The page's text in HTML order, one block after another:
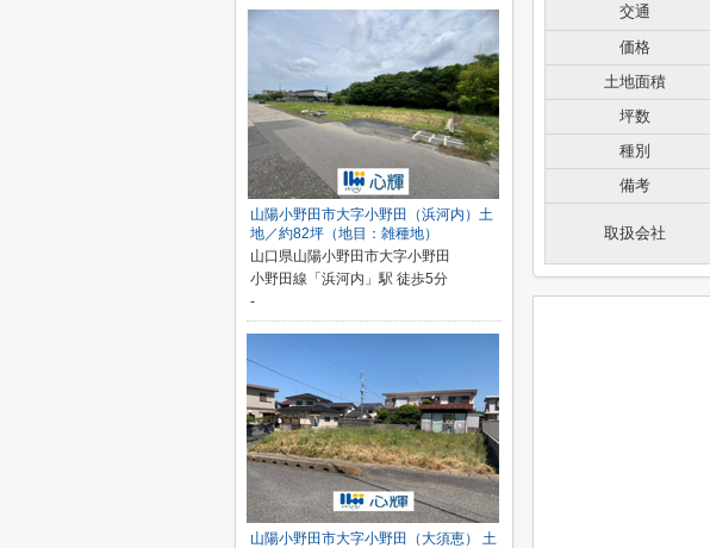
交通
価格
土地面積
坪数
種別
備考
取扱会社
山陽小野田市大字小野田（浜河内）土
地／約82坪（地目：雑種地）
山口県山陽小野田市大字小野田
小野田線「浜河内」駅 徒歩5分
-
山陽小野田市大字小野田（大須恵） 土